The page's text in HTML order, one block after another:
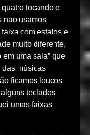
tocando e
não usamos
com estalos e
muito diferente,
uma sala” que
das músicas
ficamos loucos
teclados
umas faixas